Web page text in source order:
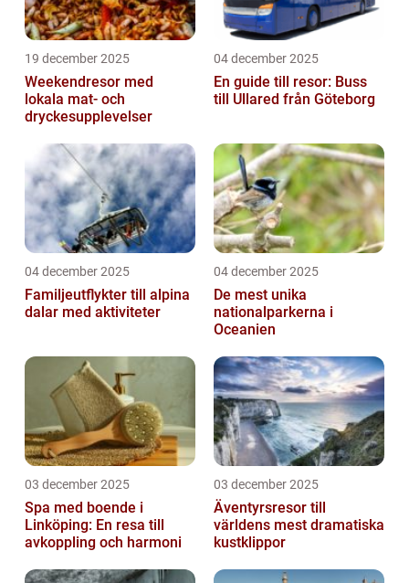
19 december 2025
Weekendresor med
lokala mat- och
dryckesupplevelser
04 december 2025
En guide till resor: Buss
till Ullared från Göteborg
04 december 2025
Familjeutflykter till alpina
dalar med aktiviteter
04 december 2025
De mest unika
nationalparkerna i
Oceanien
03 december 2025
Spa med boende i
Linköping: En resa till
avkoppling och harmoni
03 december 2025
Äventyrsresor till
världens mest dramatiska
kustklippor